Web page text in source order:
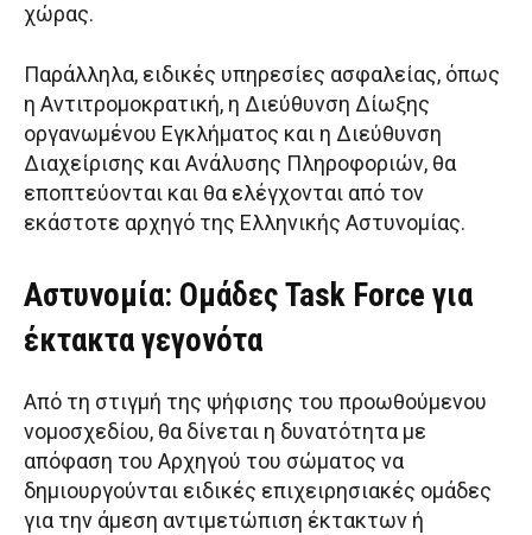
χώρας.
Παράλληλα, ειδικές υπηρεσίες ασφαλείας, όπως
η Aντιτρομοκρατική, η Διεύθυνση Δίωξης
οργανωμένου Εγκλήματος και η Διεύθυνση
Διαχείρισης και Ανάλυσης Πληροφοριών, θα
εποπτεύονται και θα ελέγχονται από τον
εκάστοτε αρχηγό της Ελληνικής Αστυνομίας.
Αστυνομία: Ομάδες Task Force για
έκτακτα γεγονότα
Από τη στιγμή της ψήφισης του προωθούμενου
νομοσχεδίου, θα δίνεται η δυνατότητα με
απόφαση του Αρχηγού του σώματος να
δημιουργούνται ειδικές επιχειρησιακές ομάδες
για την άμεση αντιμετώπιση έκτακτων ή